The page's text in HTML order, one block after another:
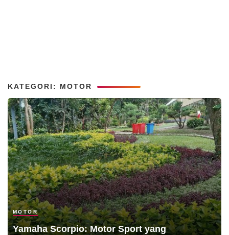
KATEGORI: MOTOR
MOTOR
Yamaha Scorpio: Motor Sport yang